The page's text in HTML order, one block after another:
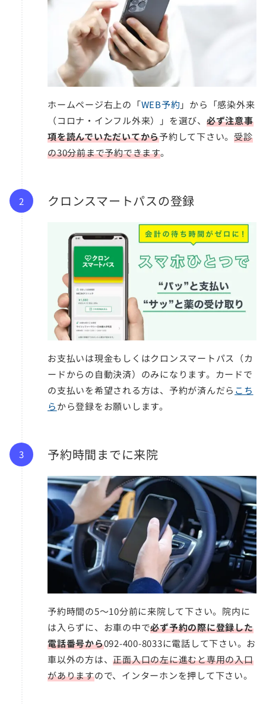
ホームページ右上の「WEB予約 」から「感染外来
（コロナ・インフル外来）」を選び、 必ず注意事
項を読んでいただいてから予約して下さい。 受診
の30分前まで予約できます。
クロンスマートパスの登録
お支払いは現金もしくはクロンスマートパス（カ
ードからの自動決済）のみになります。カードで
の支払いを希望される方は、予約が済んだら こち
らから登録をお願いします。
予約時間までに来院
予約時間の5〜10分前に来院して下さい。院内に
は入らずに、お車の中で必ず予約の際に登録した
電話番号から092-400-8033に電話して下さい。お
車以外の方は、正面入口の左に進むと専用の入口
がありますので、インターホンを押して下さい。